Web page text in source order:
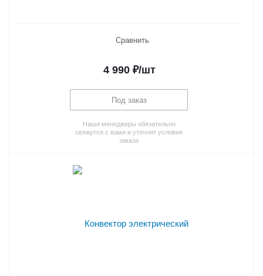
Сравнить
4 990 ₽/шт
Под заказ
Наши менеджеры обязательно
свяжутся с вами и уточнят условия
заказа